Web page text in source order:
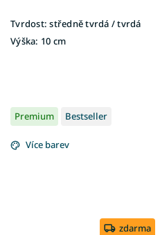
Tvrdost: středně tvrdá / tvrdá
Výška: 10 cm
Premium Bestseller
Více barev
zdarma